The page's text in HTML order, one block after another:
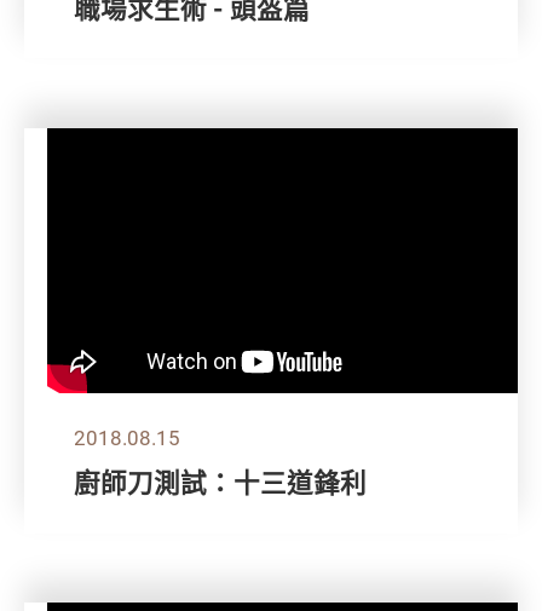
職場求生術 - 頭盔篇
2018.08.15
廚師刀測試：十三道鋒利